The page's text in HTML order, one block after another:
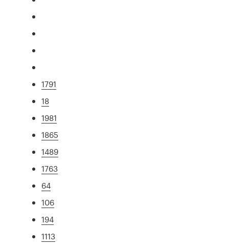
1791
18
1981
1865
1489
1763
64
106
194
1113